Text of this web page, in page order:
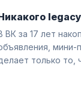
ВК за 17 лет
мини-
только то,